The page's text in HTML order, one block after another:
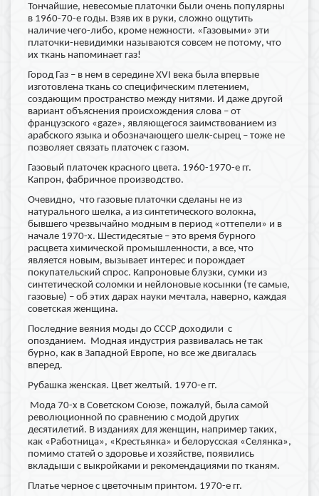
Тончайшие, невесомые платочки были очень популярны
в 1960-70-е годы. Взяв их в руки, сложно ощутить
наличие чего-либо, кроме нежности. «Газовыми» эти
платочки-невидимки называются совсем не потому, что
их ткань напоминает газ!
Город Газ – в нем в середине XVI века была впервые
изготовлена ткань со специфическим плетением,
создающим пространство между нитями. И даже другой
вариант объяснения происхождения слова – от
французского «gaze», являющегося заимствованием из
арабского языка и обозначающего шелк-сырец – тоже не
позволяет связать платочек с газом.
Газовый платочек красного цвета. 1960-1970-е гг.
Капрон, фабричное производство.
Очевидно, что газовые платочки сделаны не из
натурального шелка, а из синтетического волокна,
бывшего чрезвычайно модным в период «оттепели» и в
начале 1970-х. Шестидесятые – это время бурного
расцвета химической промышленности, а все, что
является новым, вызывает интерес и порождает
покупательский спрос. Капроновые блузки, сумки из
синтетической соломки и нейлоновые косынки (те самые,
газовые) – об этих дарах науки мечтала, наверно, каждая
советская женщина.
Последние веяния моды до СССР доходили с
опозданием. Модная индустрия развивалась не так
бурно, как в Западной Европе, но все же двигалась
вперед.
Рубашка женская. Цвет желтый. 1970-е гг.
Мода 70-х в Советском Союзе, пожалуй, была самой
революционной по сравнению с модой других
десятилетий. В изданиях для женщин, например таких,
как «Работница», «Крестьянка» и белорусская «Селянка»,
помимо статей о здоровье и хозяйстве, появились
вкладыши с выкройками и рекомендациями по тканям.
Платье черное с цветочным принтом. 1970-е гг.